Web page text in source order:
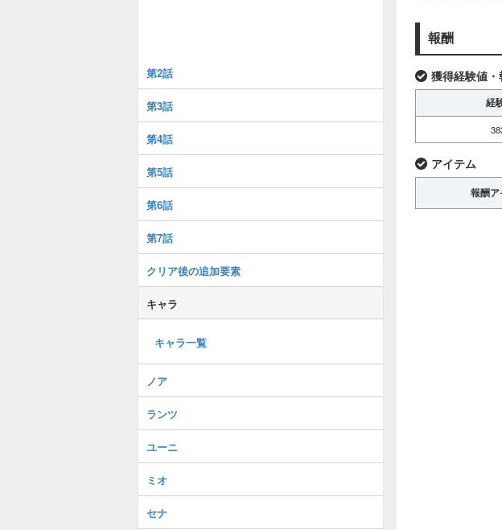
報酬
獲得経験値
経
アイテム
報酬
第2話
第3話
第4話
第5話
第6話
第7話
クリア後の追加要素
キャラ
キャラ一覧
ノア
ランツ
ユーニ
ミオ
セナ